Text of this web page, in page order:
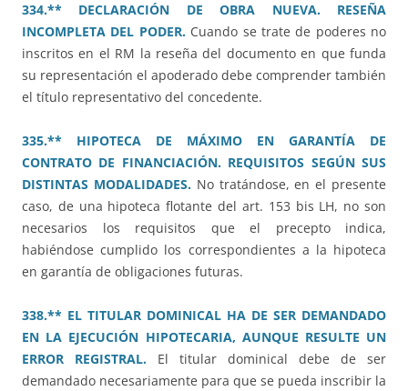
334.** DECLARACIÓN DE OBRA NUEVA. RESEÑA
INCOMPLETA DEL PODER.Cuando se trate de poderes no
inscritos en el RM la reseña del documento en que funda
su representación el apoderado debe comprender también
el título representativo del concedente.
335.** HIPOTECA DE MÁXIMO EN GARANTÍA DE
CONTRATO DE FINANCIACIÓN. REQUISITOS SEGÚN SUS
DISTINTAS MODALIDADES. No tratándose, en el presente
caso, de una hipoteca flotante del art. 153 bis LH, no son
necesarios los requisitos que el precepto indica,
habiéndose cumplido los correspondientes a la hipoteca
en garantía de obligaciones futuras.
338.** EL TITULAR DOMINICAL HA DE SER DEMANDADO
EN LA EJECUCIÓN HIPOTECARIA, AUNQUE RESULTE UN
ERROR REGISTRAL. El titular dominical debe de ser
demandado necesariamente para que se pueda inscribir la